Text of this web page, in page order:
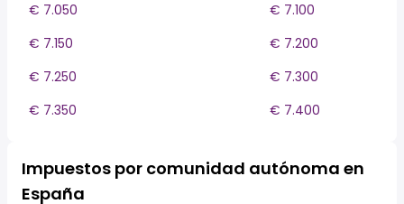
€ 7.050
€ 7.100
€ 7.150
€ 7.200
€ 7.250
€ 7.300
€ 7.350
€ 7.400
Impuestos por comunidad autónoma en
España